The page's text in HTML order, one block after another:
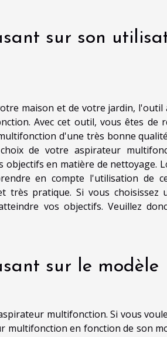
sur son
maison et de votre jardin, l'outil
Avec cet outil, vous êtes de
d'une très bonne
de votre aspirateur
en matière de nettoyage.
en compte l'utilisation de
pratique. Si vous choisissez
vos objectifs. Veuillez
sur le modèle
multifonction. Si vous
multifonction en fonction de son